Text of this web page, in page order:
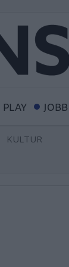
PLAY JOBB
KULTUR